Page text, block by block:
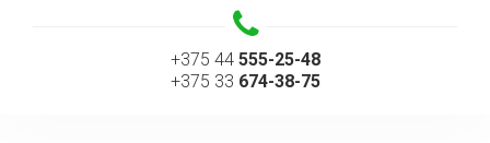
+375 44 555-25-48
+375 33 674-38-75